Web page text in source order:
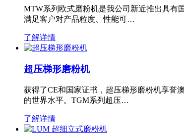
MTW系列欧式磨粉机是我公司新近推出具有
满足客户对产品粒度、性能可…
了解详情
超压梯形磨粉机
获得了CE和国家证书，超压梯形磨粉机享誉
的世界水平。TGM系列超压…
了解详情